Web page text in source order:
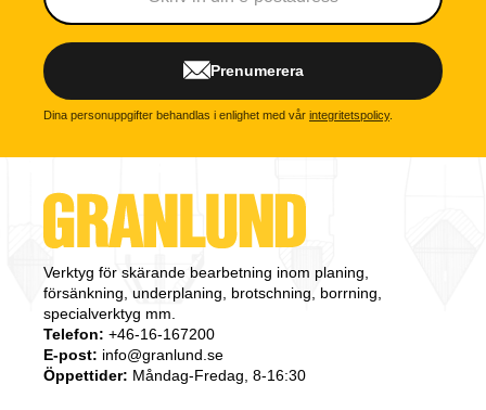
Prenumerera
Dina personuppgifter behandlas i enlighet med vår integritetspolicy.
Verktyg för skärande bearbetning inom planing,
försänkning, underplaning, brotschning, borrning,
specialverktyg mm.
Telefon: +46-16-167200
E-post: info@granlund.se
Öppettider: Måndag-Fredag, 8-16:30